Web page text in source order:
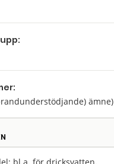
ämne)